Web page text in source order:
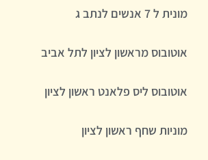
מונית ל 7 אנשים לנתב ג
אוטובוס מראשון לציון לתל אביב
אוטובוס ליס פלאנט ראשון לציון
מוניות שחף ראשון לציון